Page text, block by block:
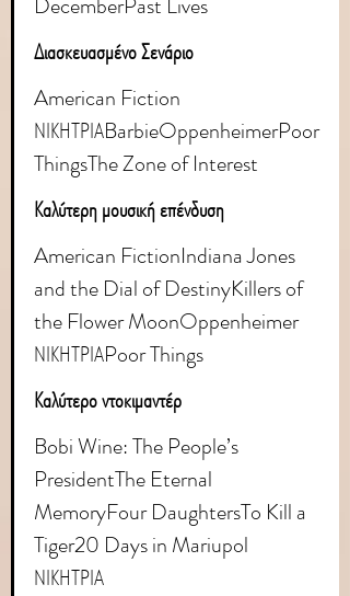
Διασκευασμένο Σενάριο
American Fiction
ΝΙΚΗΤΡΙΑBarbieOppenheimerPoor
ThingsThe Zone of Interest
Καλύτερη μουσική επένδυση
American FictionIndiana Jones
and the Dial of DestinyKillers of
the Flower MoonOppenheimer
ΝΙΚΗΤΡΙΑPoor Things
Καλύτερο ντοκιμαντέρ
Bobi Wine: The People’s
PresidentThe Eternal
MemoryFour DaughtersTo Kill a
Tiger20 Days in Mariupol
ΝΙΚΗΤΡΙΑ